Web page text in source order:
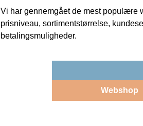
Vi har gennemgået de mest populære
prisniveau, sortimentstørrelse,
betalingsmuligheder.
Webshop